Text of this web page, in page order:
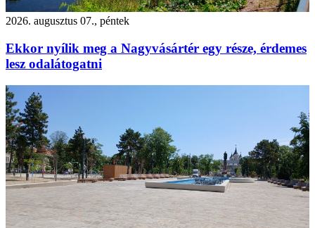
2026. augusztus 07., péntek
Ekkor nyílik meg a Nagyvásártér egy része, érdemes
lesz odalátogatni